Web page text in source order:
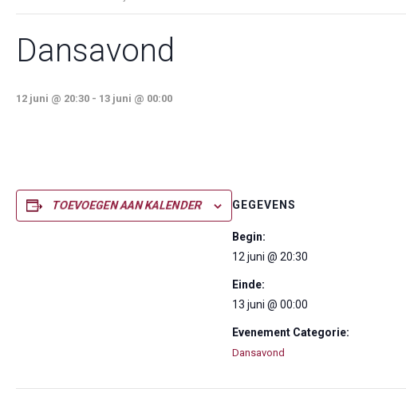
Dansavond
12 juni @ 20:30 - 13 juni @ 00:00
TOEVOEGEN AAN KALENDER GEGEVENS
Begin:
12 juni @ 20:30
Einde:
13 juni @ 00:00
Evenement Categorie:
Dansavond